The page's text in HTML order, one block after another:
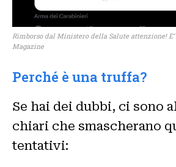
Rimborso dal Ministero della Salute attenzione!
Magazine
Perché è una truffa?
Se hai dei dubbi, ci sono
chiari che smascherano
tentativi: